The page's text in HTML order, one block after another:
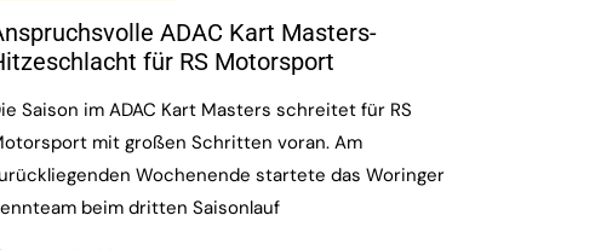
ADAC Kart Masters-
für RS Motorsport
Saison im ADAC Kart Masters schreitet für RS
mit großen Schritten voran. Am
Wochenende startete das Woringer
beim dritten Saisonlauf